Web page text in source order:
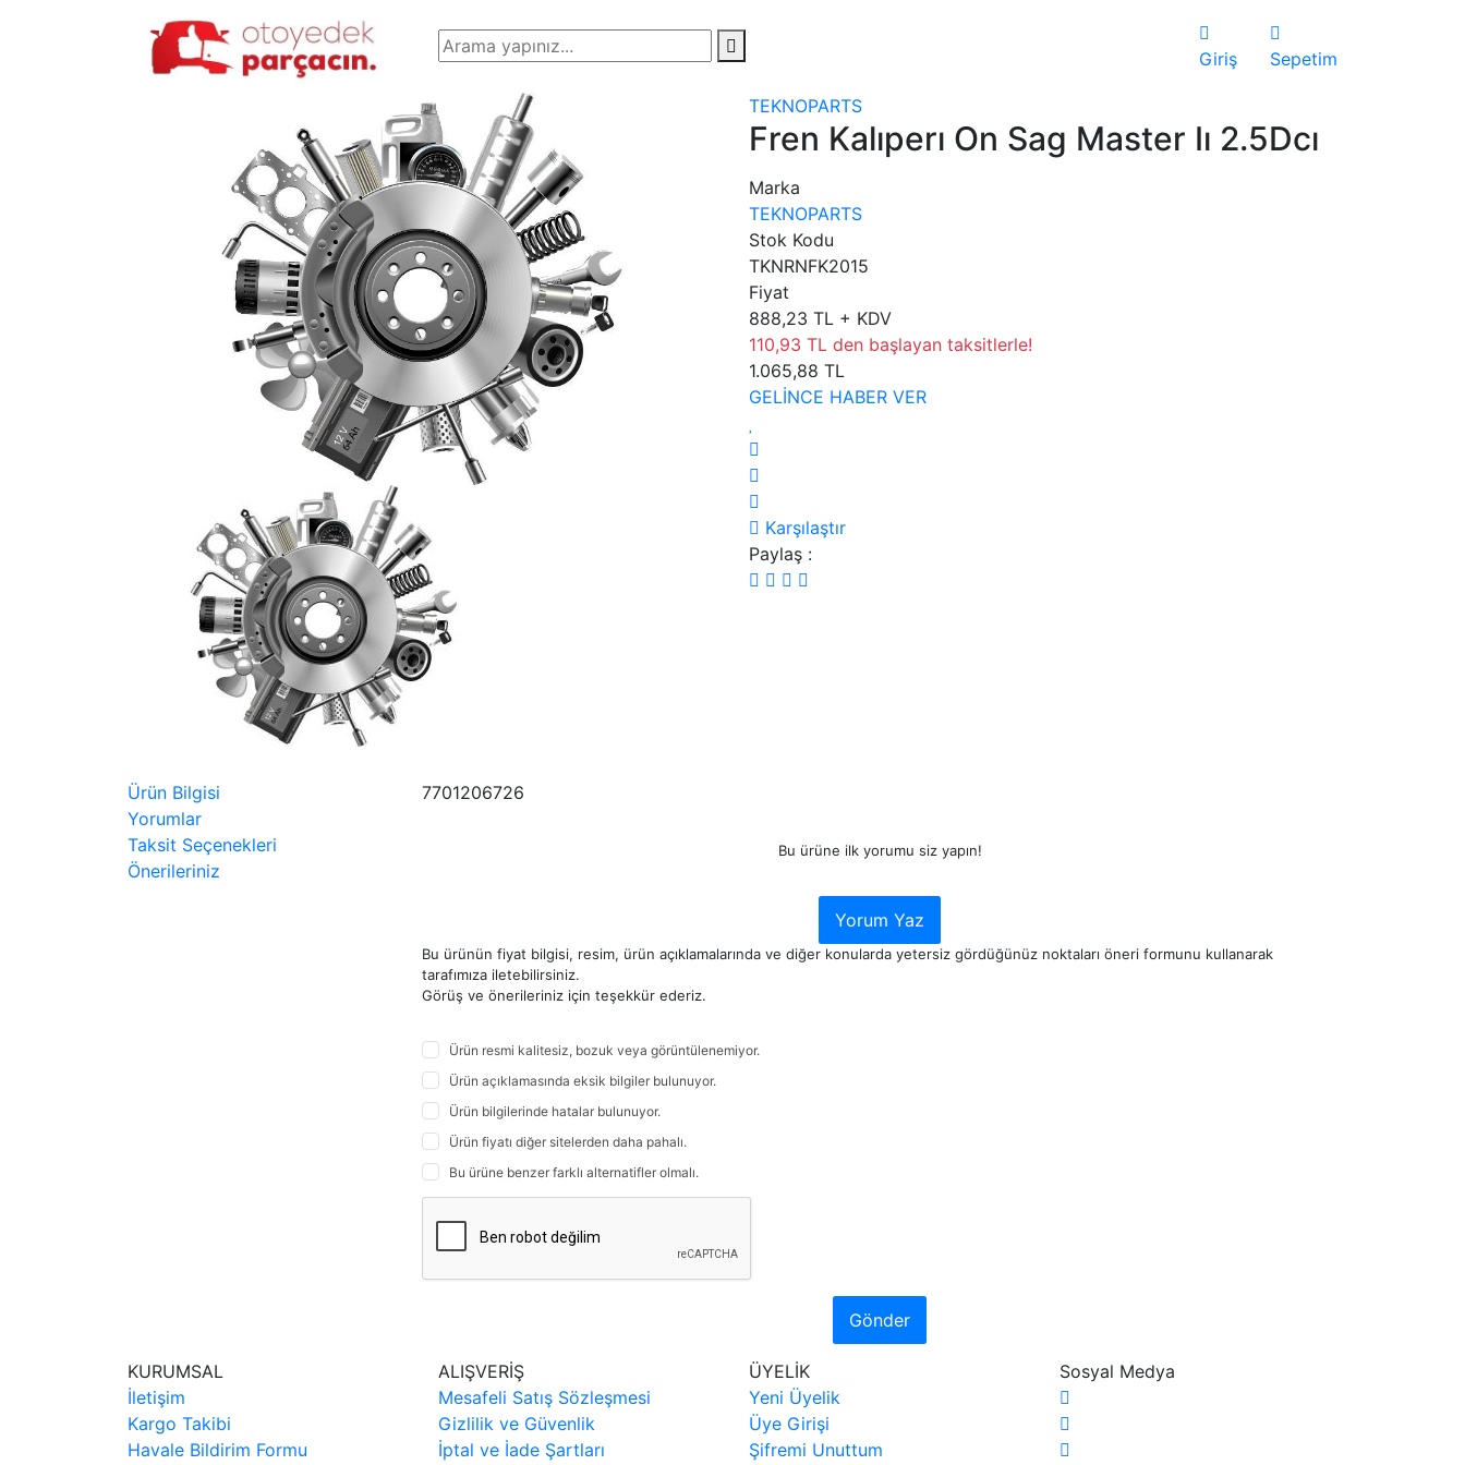
Giriş Sepetim
TEKNOPARTS
Fren Kalıperı On Sag Master Iı 2.5Dcı
Marka
TEKNOPARTS
Stok Kodu
TKNRNFK2015
Fiyat
888,23 TL + KDV
110,93 TL den başlayan taksitlerle!
1.065,88 TL
GELİNCE HABER VER
Karşılaştır
Paylaş :
Ürün Bilgisi
Yorumlar
Taksit Seçenekleri
Önerileriniz
7701206726
Bu ürüne ilk yorumu siz yapın!
Yorum Yaz
Bu ürünün fiyat bilgisi, resim, ürün açıklamalarında ve diğer konularda yetersiz gördüğünüz noktaları öneri formunu kullanarak
tarafımıza iletebilirsiniz.
Görüş ve önerileriniz için teşekkür ederiz.
Ürün resmi kalitesiz, bozuk veya görüntülenemiyor.
Ürün açıklamasında eksik bilgiler bulunuyor.
Ürün bilgilerinde hatalar bulunuyor.
Ürün fiyatı diğer sitelerden daha pahalı.
Bu ürüne benzer farklı alternatifler olmalı.
Gönder
KURUMSAL
İletişim
Kargo Takibi
Havale Bildirim Formu
ALIŞVERİŞ
Mesafeli Satış Sözleşmesi
Gizlilik ve Güvenlik
İptal ve İade Şartları
ÜYELİK
Yeni Üyelik
Üye Girişi
Şifremi Unuttum
Sosyal Medya